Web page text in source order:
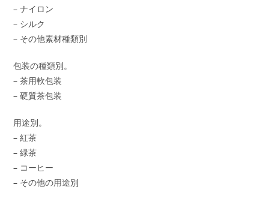
– ナイロン
– シルク
– その他素材種類別
包装の種類別。
– 茶用軟包装
– 硬質茶包装
用途別。
– 紅茶
– 緑茶
– コーヒー
– その他の用途別